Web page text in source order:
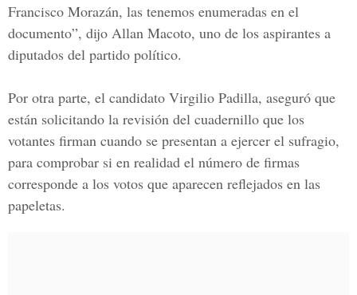
Francisco Morazán, las tenemos enumeradas en el
documento”, dijo Allan Macoto, uno de los aspirantes a
diputados del partido político.
Por otra parte, el candidato Virgilio Padilla, aseguró que
están solicitando la revisión del cuadernillo que los
votantes firman cuando se presentan a ejercer el sufragio,
para comprobar si en realidad el número de firmas
corresponde a los votos que aparecen reflejados en las
papeletas.